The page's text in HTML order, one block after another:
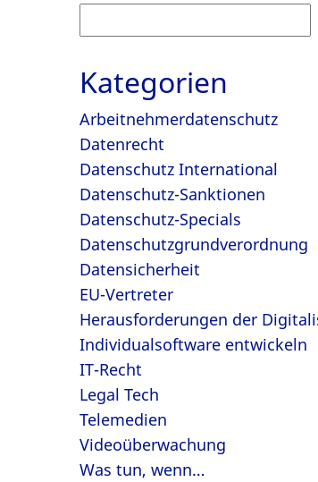
nach:
Kategorien
Arbeitnehmerdatenschutz
Datenrecht
Datenschutz International
Datenschutz-Sanktionen
Datenschutz-Specials
Datenschutzgrundverordnung
Datensicherheit
EU-Vertreter
Herausforderungen der
Individualsoftware entwickeln
IT-Recht
Legal Tech
Telemedien
Videoüberwachung
Was tun, wenn…